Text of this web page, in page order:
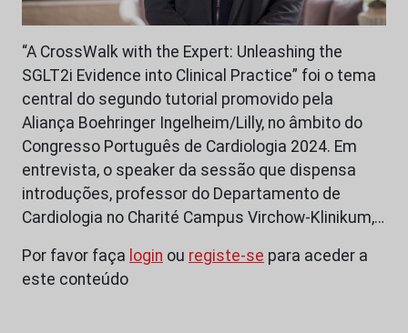
“A CrossWalk with the Expert: Unleashing the
SGLT2i Evidence into Clinical Practice” foi o tema
central do segundo tutorial promovido pela
Aliança Boehringer Ingelheim/Lilly, no âmbito do
Congresso Português de Cardiologia 2024. Em
entrevista, o speaker da sessão que dispensa
introduções, professor do Departamento de
Cardiologia no Charité Campus Virchow-Klinikum,…
Por favor faça login ou registe-se para aceder a
este conteúdo